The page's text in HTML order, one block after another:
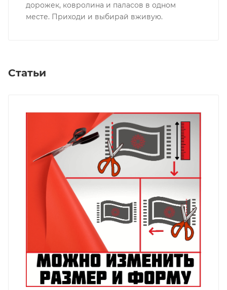
дорожек, ковролина и паласов в одном
месте. Приходи и выбирай вживую.
Статьи